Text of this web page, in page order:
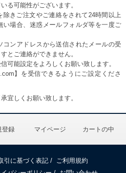
る可能性がございます。
除きご注文やご連絡をされて24時間以上
い場合、迷惑メールフォルダ等を一度ご
コンアドレスから送信されたメールの受
とご連絡ができません。
可能設定をよろしくお願い致します。
】を受信できるようにご設定くださ
宜しくお願い致します。
登録 マイページ カートの中
引に基づく表記 /
ご利用規約